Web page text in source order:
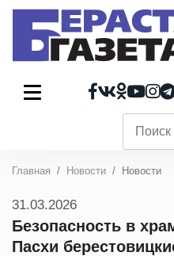
Главная Новости Новости
31.03.2026
Безопасность в
Пасхи